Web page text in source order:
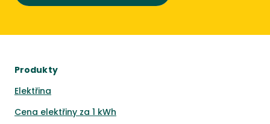
Produkty
Elektřina
Cena elektřiny za 1 kWh